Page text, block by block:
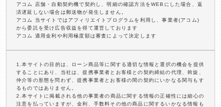
アコム 店舗・自動契約機で契約し、明細の確認方法をWEBにした場合、返
済遅延しない場合は郵送物が発生しません。
アコム 当サイトではアフィリエイトプログラムを利用し、事業者(アコム)
から委託を受け広告収益を得て運営しております
アコム 適用金利や利用極度額は審査によって決定します
1.本サイトの目的は、ローン商品等に関する適切な情報と選択の機会を提供
することにあり、当社は、提携事業者とお客様との契約締結の代理、斡旋、
仲介等の形態を問わず、提携事業者とお客様の間の契約にいかなる関与もす
るものではありません。
2.本サイトに掲載される他の事業者の商品に関する情報の正確性には細心の
注意を払っていますが、金利、手数料その他の商品に関するいかなる情報も